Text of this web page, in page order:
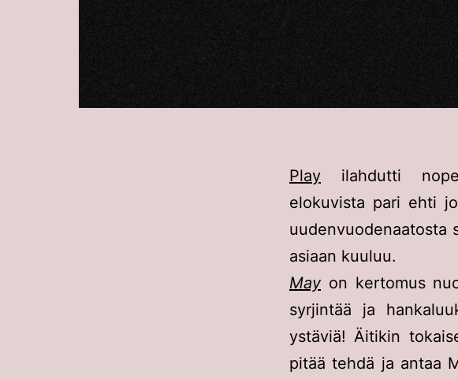
Play ilahdutti
elokuvista pari ehti
uudenvuodenaatosta
asiaan kuuluu.
Mayon kertomus
syrjintää ja
ystäviä! Äitikin
pitää tehdä ja antaa